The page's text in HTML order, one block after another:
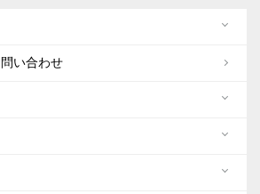
い合わせ